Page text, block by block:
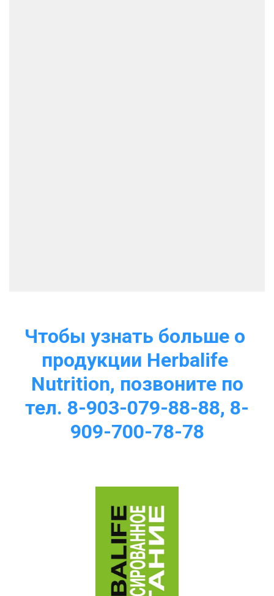
Чтобы узнать больше о
продукции Herbalife
Nutrition, позвоните по
тел. 8-903-079-88-88, 8-
909-700-78-78